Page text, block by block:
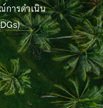
การดําเนิน